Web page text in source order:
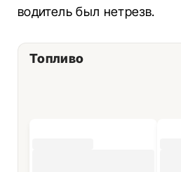
водитель был нетрезв.
Топливо